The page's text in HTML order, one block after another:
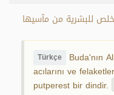
للبشرية من مآسيها
Türkçe Buda'nın
acılarını ve
putperest bir dindir.